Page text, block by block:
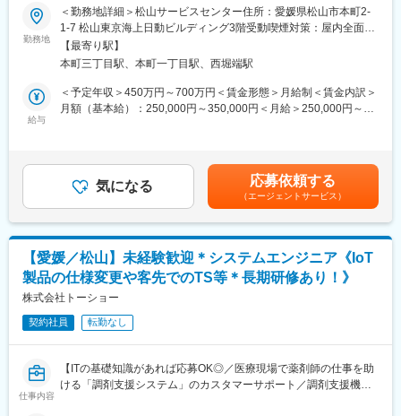
【ポジションの魅力】
・同社の製品やシステムが、24時間止めてはならない医療現場の
安心安全や、医療従事者の負担軽減に大きく貢献しています。
製品が多数あります。寡占市場だからこそ、競合製品を使ってい
る顧客からいかにシェアを獲得するか、試行錯誤する面白さがあ
【同社について】
当社は売上高256億円、全国77拠点、従業員数570名規模を誇る調
剤機器メーカーです。1971年創業と半世紀以上歴史をもち、特に
1980年代から他社に先駆けてスウェーデンなどヨーロッパに販売
網を拡大してきました。国内だけでなく、海外での売上も安定的
に伸びているため経営が安定しています。
■職務内容：
富士フイルムグループが提供する医療機器の設置・保守・技術サ
ポートを担当いただきます。
既に導入されているクリニックを中心に、オンコール呼び出しを
含み1日2～3件程度の訪問で、点検・メンテナンス・不具合対応
を行います。
■職務内容詳細：
主にCR（デジタル画像診断システム・エックスレイフィルム自動
効率的運用のご提案、開発部門へのフィードバック等、安心して
ユーザーに同社の医療機器をご使用いただけるよう様々な側面か
らサービス＆サポートするポジションです。 サポート＆サービス
の品質を高め、お客様にご提案することで、お客様からの信頼や
安心を獲得いただきます。
■研修制度について：
先輩社員とのOJTもじっくり行っており、1人前になるまで手厚く
サポート致します。未経験の方でも安心してキャッチアップいた
だけるフォロー体制がございます。
勤務地
＜勤務地詳細＞松山サービスセンター住所：愛媛県松山市本町2-
1-7 松山東京海上日動ビルディング3階受動喫煙対策：屋内全面禁
煙変更の範囲：会社の定める事業所（リモートワーク含む）
【最寄り駅】
本町三丁目駅、本町一丁目駅、西堀端駅
給与
＜予定年収＞450万円～700万円＜賃金形態＞月給制＜賃金内訳＞
月額（基本給）：250,000円～350,000円＜月給＞250,000円～
気になる 応募依頼する
（エージェントサービス）
【愛媛／松山】未経験歓迎＊システムエンジニア《IoT
製品の仕様変更や客先でのTS等＊長期研修あり！》
株式会社トーショー
契約社員 転勤なし
仕事内容
【ITの基礎知識があれば応募OK◎／医療現場で薬剤師の仕事を助
ける「調剤支援システム」のカスタマーサポート／調剤支援機